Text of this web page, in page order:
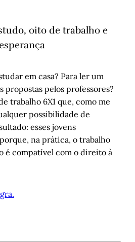
oito de trabalho e
em casa? Para ler um
propostas pelos professores?
trabalho 6X1 que, como me
possibilidade de
esses jovens
na prática, o trabalho
é compatível com o direito à